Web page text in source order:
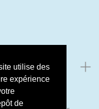
utilise des
expérience
de